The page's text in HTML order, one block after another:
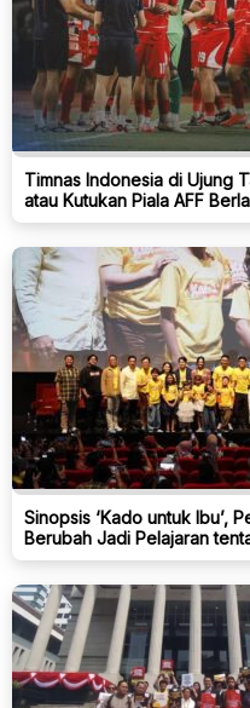
Timnas Indonesia di Ujung
atau Kutukan Piala AFF
Sinopsis ‘Kado untuk Ibu’,
Berubah Jadi Pelajaran